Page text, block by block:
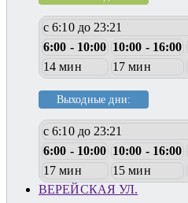
с 6:10 до 23:21
6:00 - 10:00 10:00 - 16:00
14 мин
17 мин
Выходные дни:
с 6:10 до 23:21
6:00 - 10:00 10:00 - 16:00
17 мин
15 мин
ВЕРЕЙСКАЯ УЛ.